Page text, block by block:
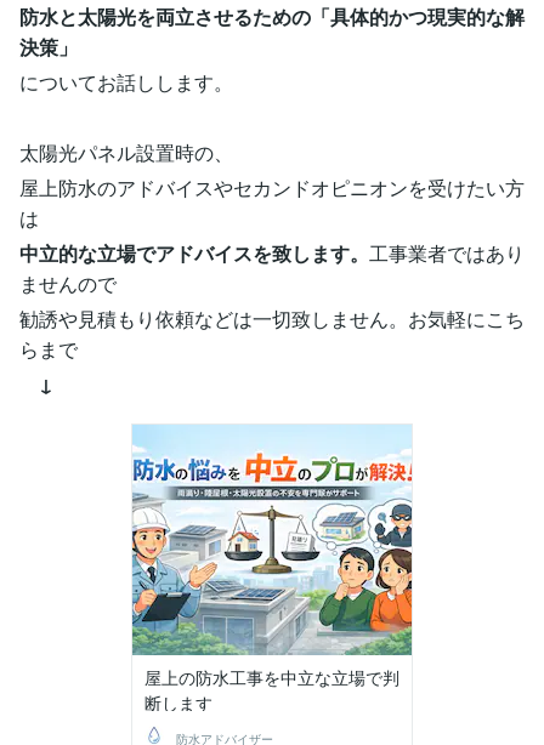
防水と太陽光を両立させるための「具体的かつ現実的な解
決策」
についてお話しします。
太陽光パネル設置時の、
屋上防水のアドバイスやセカンドオピニオンを受けたい方
は
中立的な立場でアドバイスを致します。 工事業者ではあり
ませんので
勧誘や見積もり依頼などは一切致しません。お気軽にこち
らまで
↓
屋上の防水工事を中立な立場で判
断します
防水アドバイザー